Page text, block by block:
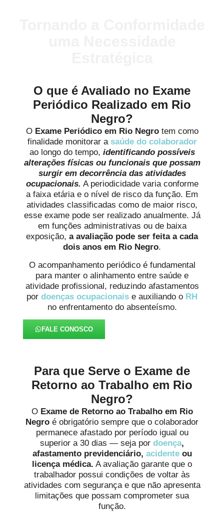
O que é Avaliado no Exame
Periódico Realizado em Rio
Negro?
O Exame Periódico em Rio Negrotem como
finalidade monitorar a saúde do colaborador
ao longo do tempo, identificando possíveis
alterações físicas ou funcionais que possam
surgir em decorrência das atividades
ocupacionais. A periodicidade varia conforme
a faixa etária e o nível de risco da função. Em
atividades classificadas como de maior risco,
esse exame pode ser realizado anualmente. Já
em funções administrativas ou de baixa
exposição, a avaliação pode ser feita a cada
dois anos em Rio Negro.
O acompanhamento periódico é fundamental
para manter o alinhamento entre saúde e
atividade profissional, reduzindo afastamentos
por doenças ocupacionais e auxiliando o RH
no enfrentamento do absenteísmo.
FALE CONOSCO
Para que Serve o Exame de
Retorno ao Trabalho em Rio
Negro?
O Exame de Retorno ao Trabalho em Rio
Negro é obrigatório sempre que o colaborador
permanece afastado por período igual ou
superior a 30 dias — seja por doença,
afastamento previdenciário, acidenteou
licença médica. A avaliação garante que o
trabalhador possui condições de voltar às
atividades com segurança e que não apresenta
limitações que possam comprometer sua
função.